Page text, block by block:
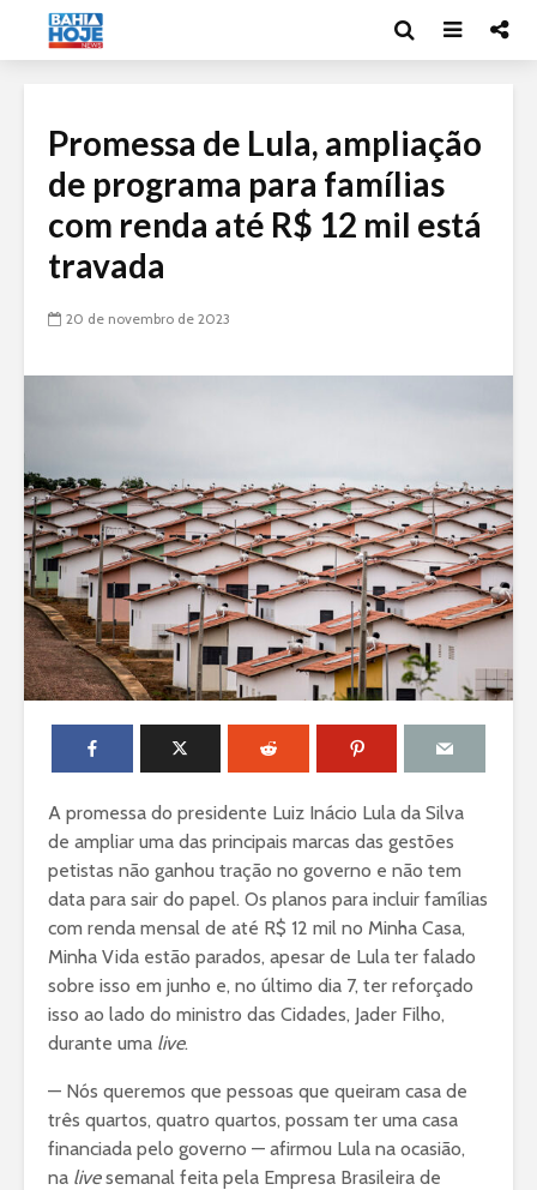
Promessa de Lula, ampliação
de programa para famílias
com renda até R$ 12 mil está
travada
20 de novembro de 2023
A promessa do presidente Luiz Inácio Lula da Silva
de ampliar uma das principais marcas das gestões
petistas não ganhou tração no governo e não tem
data para sair do papel. Os planos para incluir famílias
com renda mensal de até R$ 12 mil no Minha Casa,
Minha Vida estão parados, apesar de Lula ter falado
sobre isso em junho e, no último dia 7, ter reforçado
isso ao lado do ministro das Cidades, Jader Filho,
durante uma live.
— Nós queremos que pessoas que queiram casa de
três quartos, quatro quartos, possam ter uma casa
financiada pelo governo — afirmou Lula na ocasião,
na livesemanal feita pela Empresa Brasileira de